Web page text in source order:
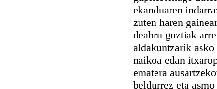
ekanduaren
zuten haren
deabru guztiak
aldakuntzarik
naikoa edan
ematera
beldurrez eta